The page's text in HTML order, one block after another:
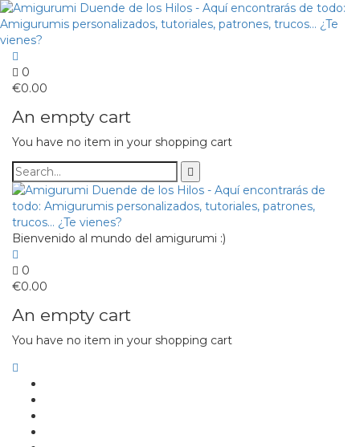
0
€0.00
An empty cart
You have no item in your shopping cart
Bienvenido al mundo del amigurumi :)
0
€0.00
An empty cart
You have no item in your shopping cart